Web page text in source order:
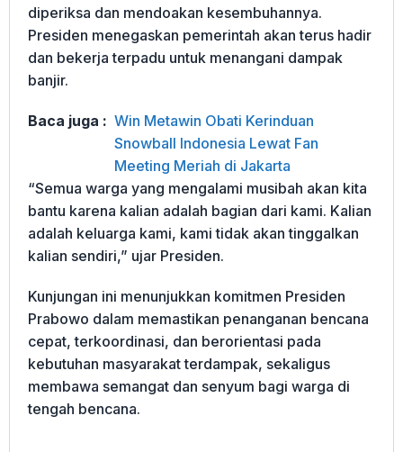
diperiksa dan mendoakan kesembuhannya.
Presiden menegaskan pemerintah akan terus hadir
dan bekerja terpadu untuk menangani dampak
banjir.
Baca juga : Win Metawin Obati Kerinduan
Snowball Indonesia Lewat Fan
Meeting Meriah di Jakarta
“Semua warga yang mengalami musibah akan kita
bantu karena kalian adalah bagian dari kami. Kalian
adalah keluarga kami, kami tidak akan tinggalkan
kalian sendiri,” ujar Presiden.
Kunjungan ini menunjukkan komitmen Presiden
Prabowo dalam memastikan penanganan bencana
cepat, terkoordinasi, dan berorientasi pada
kebutuhan masyarakat terdampak, sekaligus
membawa semangat dan senyum bagi warga di
tengah bencana.